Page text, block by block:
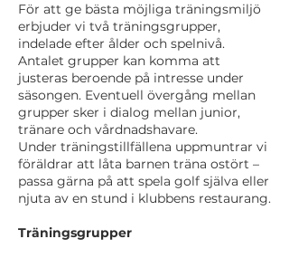
För att ge bästa möjliga träningsmiljö
erbjuder vi två träningsgrupper,
indelade efter ålder och spelnivå.
Antalet grupper kan komma att
justeras beroende på intresse under
säsongen. Eventuell övergång mellan
grupper sker i dialog mellan junior,
tränare och vårdnadshavare.
Under träningstillfällena uppmuntrar vi
föräldrar att låta barnen träna ostört –
passa gärna på att spela golf själva eller
njuta av en stund i klubbens restaurang.
Träningsgrupper